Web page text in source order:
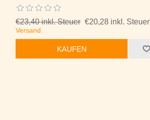
€23,40 inkl. Steuer €20,28 inkl. Steuer
Versand
KAUFEN